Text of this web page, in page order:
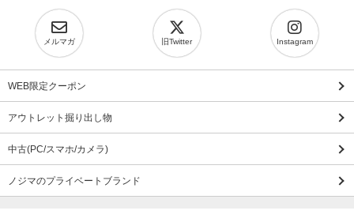
メルマガ 旧Twitter Instagram
WEB限定クーポン
アウトレット掘り出し物
中古(PC/スマホ/カメラ)
ノジマのプライベートブランド